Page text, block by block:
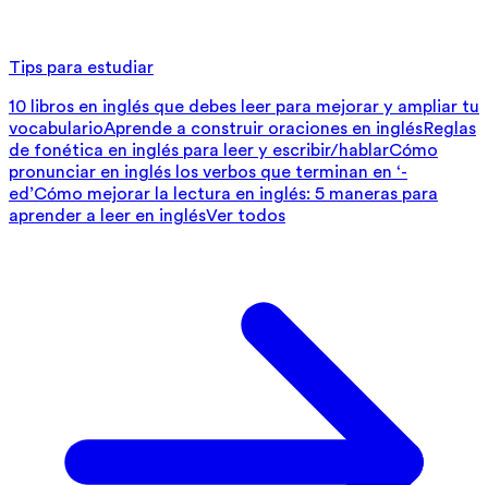
Tips para estudiar
10 libros en inglés que debes leer para mejorar y ampliar tu
vocabularioAprende a construir oraciones en inglésReglas
de fonética en inglés para leer y escribir/hablarCómo
pronunciar en inglés los verbos que terminan en ‘-
ed’Cómo mejorar la lectura en inglés: 5 maneras para
aprender a leer en inglésVer todos